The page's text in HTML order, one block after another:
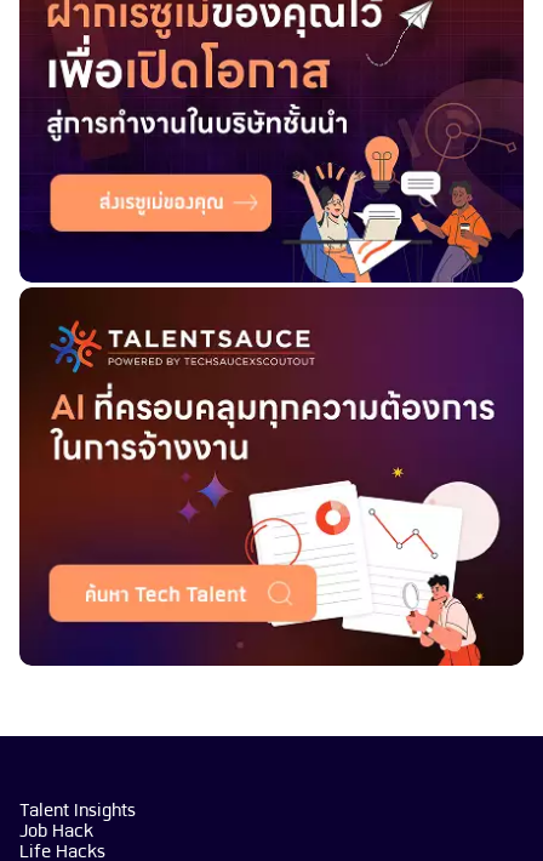
Talent Insights
Job Hack
Life Hacks